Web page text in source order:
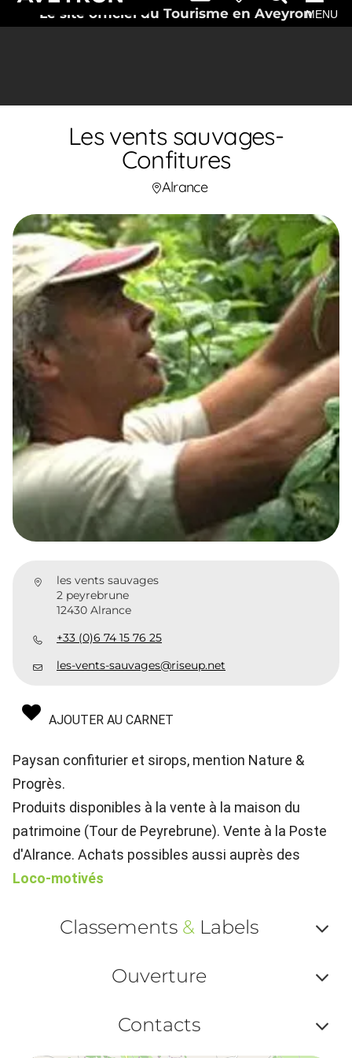
Le site officiel du Tourisme en AveyronMENU
Les vents sauvages-
Confitures
Alrance
les vents sauvages
2 peyrebrune
12430 Alrance
+33 (0)6 74 15 76 25
les-vents-sauvages@riseup.net
AJOUTER AU CARNET
Paysan confiturier et sirops, mention Nature &
Progrès.
Produits disponibles à la vente à la maison du
patrimoine (Tour de Peyrebrune). Vente à la Poste
d'Alrance. Achats possibles aussi auprès des
Loco-motivés
Classements &Labels
ou
Ouverture
ou
Contacts